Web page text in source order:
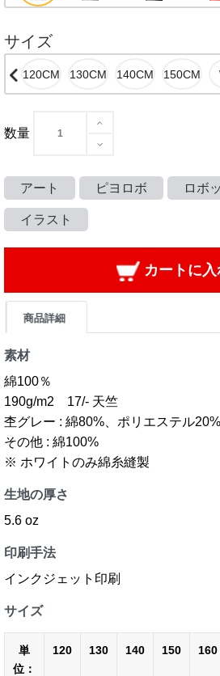
サイズ
数量
アート ピヨロボ ロボ
イラスト
カートに入
商品詳細
素材
綿100％
190g/m2 17/- 天竺
杢グレー : 綿80%、ポリエステル20%
その他 : 綿100%
※ ホワイトのみ綿糸縫製
生地の厚さ
5.6 oz
印刷手法
インクジェット印刷
サイズ
単
位：
120 130 140 150 160